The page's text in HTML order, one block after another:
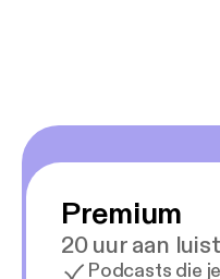
Premium
20 uur aan
Podcasts die